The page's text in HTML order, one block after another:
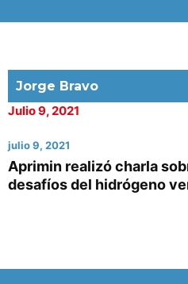
Jorge Bravo
Julio 9, 2021
julio 9, 2021
Aprimin realizó charla
desafíos del hidrógeno